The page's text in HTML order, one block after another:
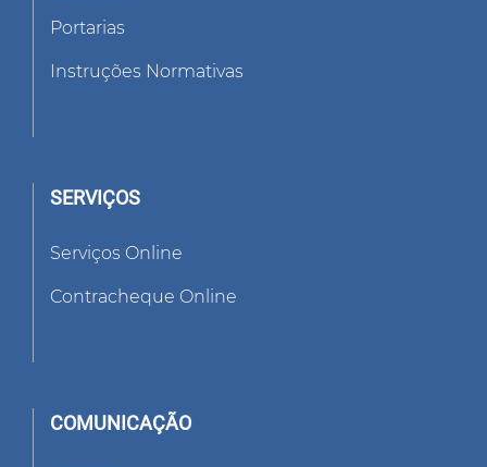
Portarias
Instruções Normativas
SERVIÇOS
Serviços Online
Contracheque Online
COMUNICAÇÃO